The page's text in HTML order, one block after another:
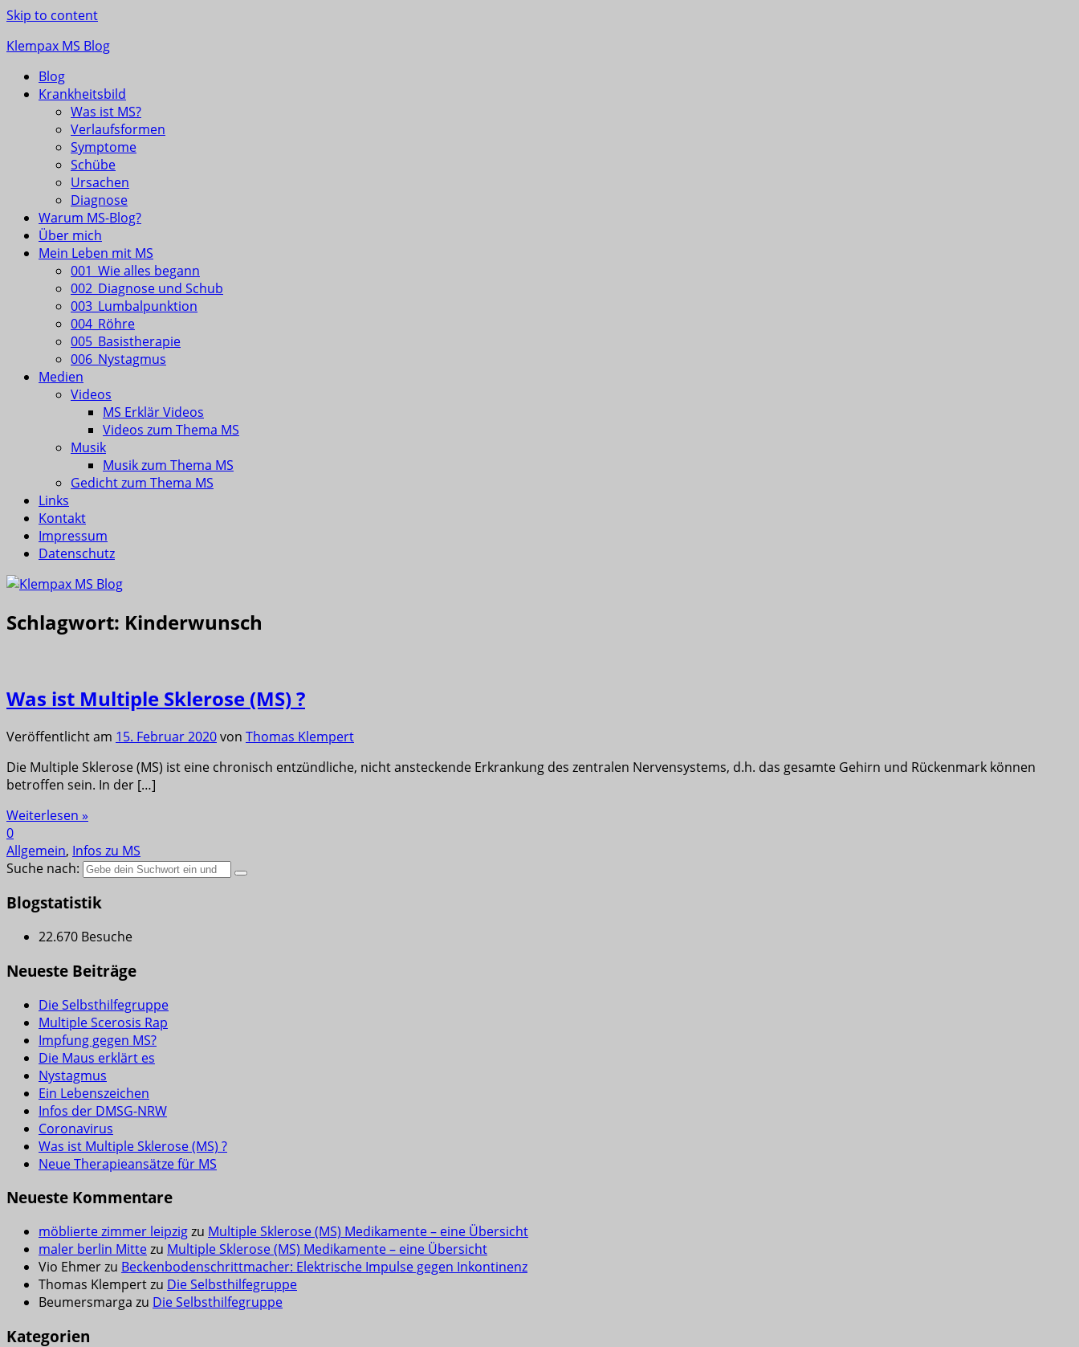
Skip to content
Klempax MS Blog
Infos, Fragen, Antworten für und von MSlern
Blog
Krankheitsbild
Was ist MS?
Verlaufsformen
Symptome
Schübe
Ursachen
Diagnose
Warum MS-Blog?
Über mich
Mein Leben mit MS
001_Wie alles begann
002_Diagnose und Schub
003_Lumbalpunktion
004_Röhre
005_Basistherapie
006_Nystagmus
Medien
Videos
MS Erklär Videos
Videos zum Thema MS
Musik
Musik zum Thema MS
Gedicht zum Thema MS
Links
Kontakt
Impressum
Datenschutz
Schlagwort: Kinderwunsch
Was ist Multiple Sklerose (MS) ?
Veröffentlicht am 15. Februar 2020von Thomas Klempert
Die Multiple Sklerose (MS) ist eine chronisch entzündliche, nicht ansteckende Erkrankung des zentralen Nervensystems, d.h. das gesamte Gehirn und Rückenmark können
betroffen sein. In der […]
Weiterlesen »
0
Allgemein, Infos zu MS
Suche nach:
Blogstatistik
22.670 Besuche
Neueste Beiträge
Die Selbsthilfegruppe
Multiple Scerosis Rap
Impfung gegen MS?
Die Maus erklärt es
Nystagmus
Ein Lebenszeichen
Infos der DMSG-NRW
Coronavirus
Was ist Multiple Sklerose (MS) ?
Neue Therapieansätze für MS
Neueste Kommentare
möblierte zimmer leipzigzu Multiple Sklerose (MS) Medikamente – eine Übersicht
maler berlin Mittezu Multiple Sklerose (MS) Medikamente – eine Übersicht
Vio Ehmerzu Beckenbodenschrittmacher: Elektrische Impulse gegen Inkontinenz
Thomas Klempertzu Die Selbsthilfegruppe
Beumersmarga zu Die Selbsthilfegruppe
Kategorien